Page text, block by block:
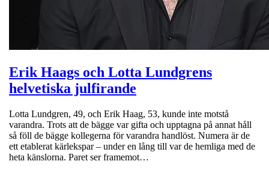
Erik Haags och Lotta Lundgrens
helvetiska julfirande
Lotta Lundgren, 49, och Erik Haag, 53, kunde inte motstå
varandra. Trots att de bägge var gifta och upptagna på annat håll
så föll de bägge kollegerna för varandra handlöst. Numera är de
ett etablerat kärlekspar – under en lång till var de hemliga med de
heta känslorna. Paret ser framemot…